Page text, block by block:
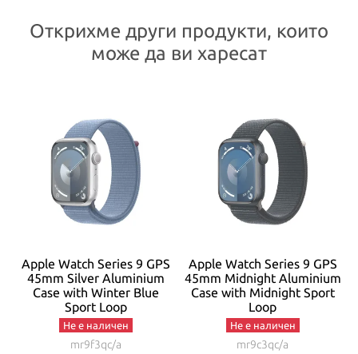
Открихме други продукти, които
може да ви харесат
Apple Watch Series 9 GPS
45mm Silver Aluminium
Case with Winter Blue
Sport Loop
Не е наличен
mr9f3qc/a
Apple Watch Series 9 GPS
45mm Midnight Aluminium
Case with Midnight Sport
Loop
Не е наличен
mr9c3qc/a